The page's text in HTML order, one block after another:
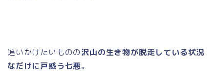
追いかけたいものの沢山の生き物が脱走している状況
なだけに戸惑う七悪。